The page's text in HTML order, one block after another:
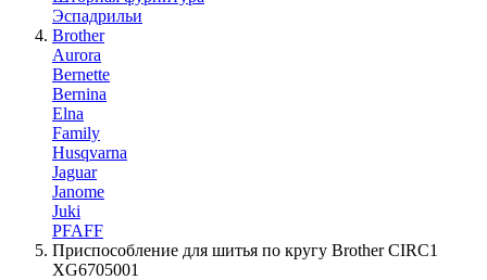
Эспадрильи
Brother
Aurora
Bernette
Bernina
Elna
Family
Husqvarna
Jaguar
Janome
Juki
PFAFF
Приспособление для шитья по кругу Brother CIRC1
XG6705001